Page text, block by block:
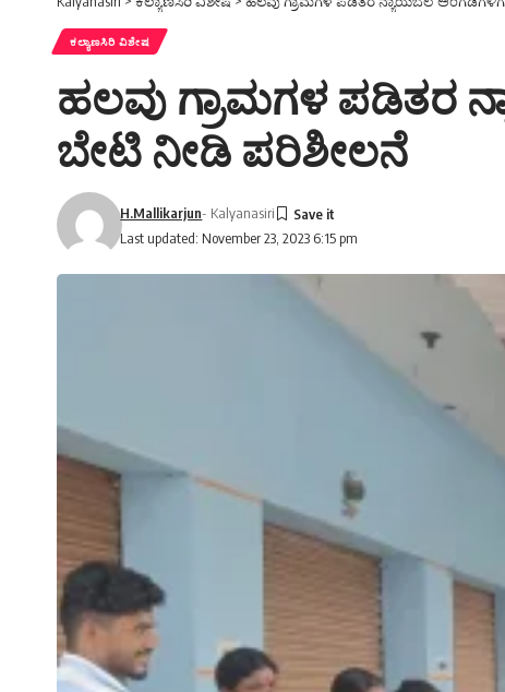
ಕಲ್ಯಾಣಸಿರಿ ವಿಶೇಷ
ಹಲವು ಗ್ರಾಮಗಳ ಪಡಿತರ
ಬೇಟಿ ನೀಡಿ ಪರಿಶೀಲನೆ
Last updated: November 23, 2023 6:15 pm
H.Mallikarjun- Kalyanasiri